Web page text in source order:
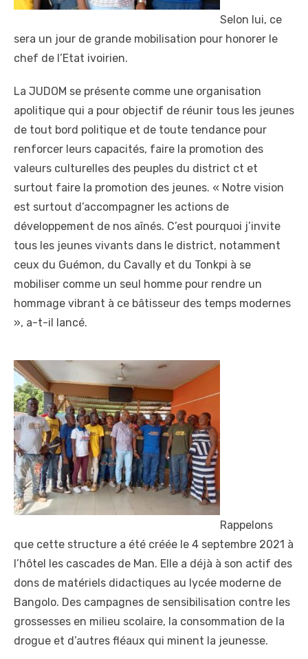
Selon lui, ce
sera un jour de grande mobilisation pour honorer le
chef de l’Etat ivoirien.
La JUDOM se présente comme une organisation
apolitique qui a pour objectif de réunir tous les jeunes
de tout bord politique et de toute tendance pour
renforcer leurs capacités, faire la promotion des
valeurs culturelles des peuples du district ct et
surtout faire la promotion des jeunes. « Notre vision
est surtout d’accompagner les actions de
développement de nos aînés. C’est pourquoi j’invite
tous les jeunes vivants dans le district, notamment
ceux du Guémon, du Cavally et du Tonkpi à se
mobiliser comme un seul homme pour rendre un
hommage vibrant à ce bâtisseur des temps modernes
», a-t-il lancé.
Rappelons
que cette structure a été créée le 4 septembre 2021 à
l’hôtel les cascades de Man. Elle a déjà à son actif des
dons de matériels didactiques au lycée moderne de
Bangolo. Des campagnes de sensibilisation contre les
grossesses en milieu scolaire, la consommation de la
drogue et d’autres fléaux qui minent la jeunesse.